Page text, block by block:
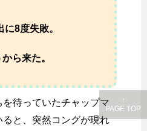
8度失敗。
ら来た。
待っていたチャップマ
と、突然コングが現れ
↑
PAGE TOP